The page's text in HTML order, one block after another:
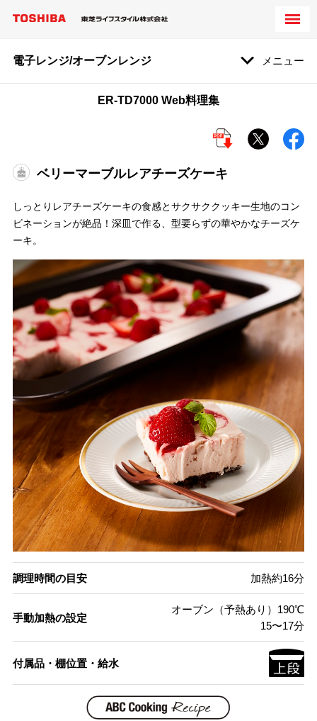
電子レンジ/オーブンレンジ メニュー
ER-TD7000 Web料理集
ベリーマーブルレアチーズケーキ
しっとりレアチーズケーキの食感とサクサククッキー生地のコン
ビネーションが絶品！深皿で作る、型要らずの華やかなチーズケ
ーキ。
調理時間の目安 加熱約16分
手動加熱の設定
オーブン（予熱あり）190℃
15〜17分
付属品・棚位置・給水